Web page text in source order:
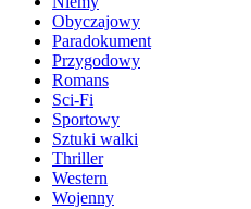
Obyczajowy
Paradokument
Przygodowy
Romans
Sci-Fi
Sportowy
Sztuki walki
Thriller
Western
Wojenny